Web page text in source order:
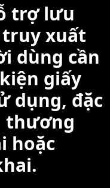
trợ lưu
xuất
dùng cần
giấy
dụng, đặc
thương
hoặc